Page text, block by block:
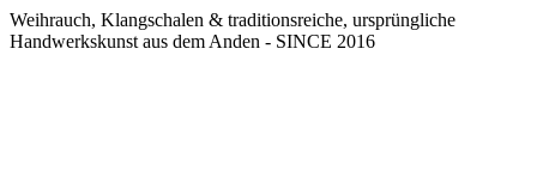
Weihrauch, Klangschalen & traditionsreiche, ursprüngliche
Handwerkskunst aus dem Anden - SINCE 2016